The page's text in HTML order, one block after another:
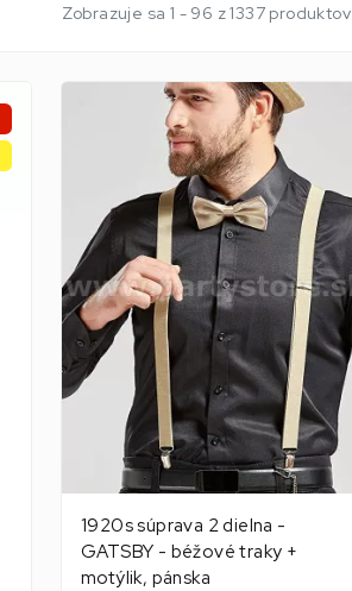
Zobrazuje sa 1 - 96 z 1337 produktov
1920s súprava 2 dielna -
GATSBY - béžové traky +
motýlik, pánska